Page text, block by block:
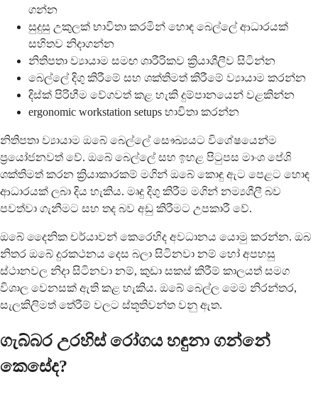
ගන්න
සුදුසු උකුලක් භාවිතා කරමින් හොඳ බෙල්ලේ ආධාරයක්
සහිතව නිදාගන්න
නිතිපතා ව්‍යායාම සමඟ ශාරීරිකව ක්‍රියාශීලීව සිටින්න
බෙල්ලේ දිගු කිරීමේ සහ ශක්තිමත් කිරීමේ ව්‍යායාම කරන්න
දිස්ක් පිරිහීම වේගවත් කළ හැකි දුම්පානයෙන් වළකින්න
ergonomic workstation setups භාවිතා කරන්න
නිතිපතා ව්‍යායාම ඔබේ බෙල්ලේ සෞඛ්‍යයට විශේෂයෙන්ම
ප්‍රයෝජනවත් වේ. ඔබේ බෙල්ලේ සහ ඉහළ පිටුපස මාංශ පේශි
ශක්තිමත් කරන ක්‍රියාකාරකම් මගින් ඔබේ කොඳු ඇට පෙළට හොඳ
ආධාරයක් ලබා දිය හැකිය. මෘදු දිගු කිරීම මගින් නම්‍යශීලී බව
පවත්වා ගැනීමට සහ තද බව අඩු කිරීමට උපකාරී වේ.
ඔබේ දෛනික චර්යාවන් කෙරෙහිද අවධානය යොමු කරන්න. ඔබ
නිතර ඔබේ දුරකථනය දෙස බලා සිටිනවා නම් හෝ අපහසු
ස්ථානවල නිදා සිටිනවා නම්, කුඩා සකස් කිරීම් කාලයත් සමග
විශාල වෙනසක් ඇති කළ හැකිය. ඔබේ බෙල්ල මෙම නිරන්තර,
සැලකිලිමත් තේරීම් වලට ස්තූතිවන්ත වනු ඇත.
ගැබ්බර උරහිස් රෝගය හඳුනා ගන්නේ
කෙසේද?